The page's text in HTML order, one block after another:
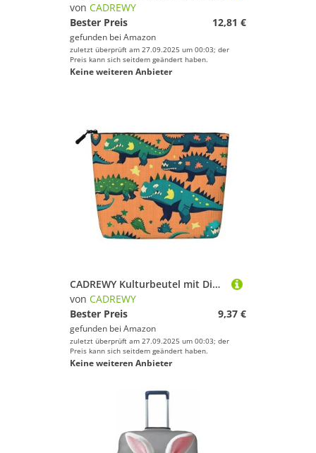
von CADREWY
Bester Preis
12,81 €
gefunden bei Amazon
zuletzt überprüft am 27.09.2025 um 00:03; der
Preis kann sich seitdem geändert haben.
Keine weiteren Anbieter
CADREWY Kulturbeutel mit Dinosaurier-Druck, einlagig, Make-up-Tasche, Reise-Kosmetik-Organizer, Arbeitstasche
von CADREWY
Bester Preis
9,37 €
gefunden bei Amazon
zuletzt überprüft am 27.09.2025 um 00:03; der
Preis kann sich seitdem geändert haben.
Keine weiteren Anbieter